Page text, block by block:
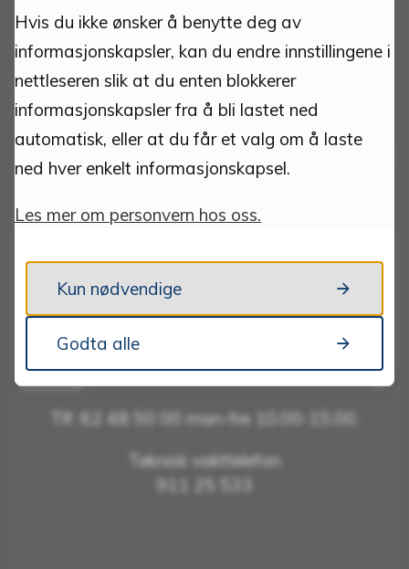
2500 Tynset
Org.nr.: 940837685
Kommunenummer: 3427
Bankkonto: 1813 52 30444
Bankkonto innbetaling faktura m/KID: 1813 52
30266
VIPPS: 518958
Kontakt:
postmottak@tynset.kommune.no
eDialog(sikker kanal for dokumentinnsending)
Tlf: 62 48 50 00 man-fre 10.00-15.00.
Teknisk vakttelefon
911 25 533
Hvis du ikke ønsker å benytte deg av
informasjonskapsler, kan du endre innstillingene i
nettleseren slik at du enten blokkerer
informasjonskapsler fra å bli lastet ned
automatisk, eller at du får et valg om å laste
ned hver enkelt informasjonskapsel.
Les mer om personvern hos oss.
Kun nødvendige
Godta alle